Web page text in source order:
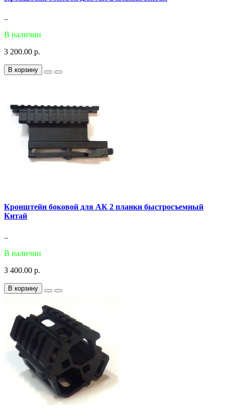
..
В наличии
3 200.00 р.
В корзину
Кронштейн боковой для АК 2 планки быстросъемный
Китай
..
В наличии
3 400.00 р.
В корзину